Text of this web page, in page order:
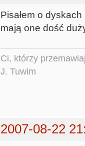
Pisałem o
mają one dość
Ci, którzy
J. Tuwim
2007-08-22